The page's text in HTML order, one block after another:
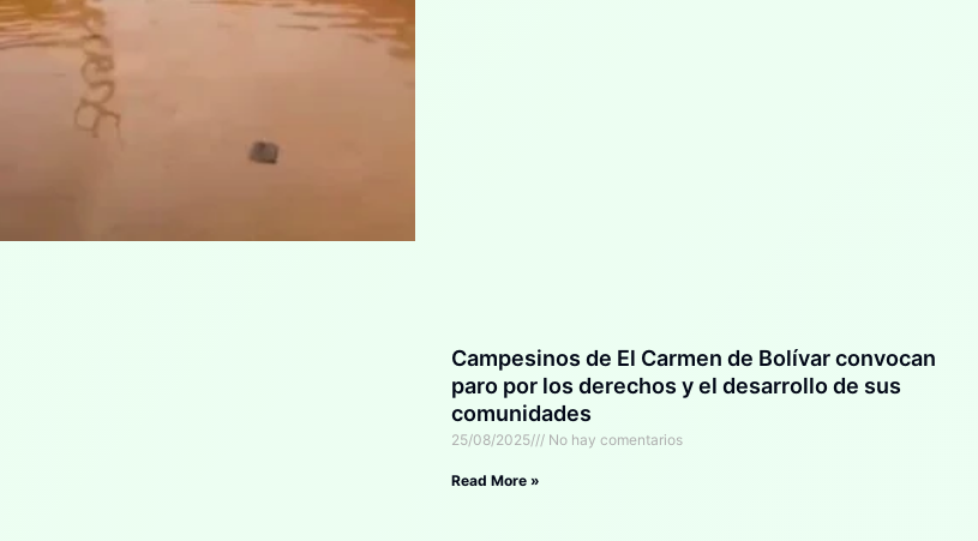
Campesinos de El Carmen de Bolívar convocan
paro por los derechos y el desarrollo de sus
comunidades
25/08/2025 No hay comentarios
Read More »